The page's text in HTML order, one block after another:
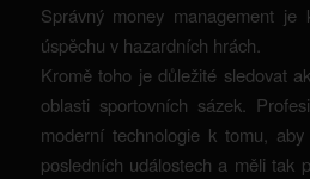
Správný money management je
úspěchu v hazardních hrách.
Kromě toho je důležité sledovat
oblasti sportovních sázek.
moderní technologie k tomu,
posledních událostech a měli tak